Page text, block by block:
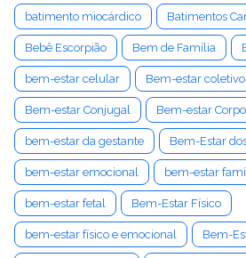
batimento miocárdico Batimentos
Bebê Escorpião Bem de Família
bem-estar celular Bem-estar coletivo
Bem-estar Conjugal Bem-estar
bem-estar da gestante Bem-Estar
bem-estar emocional bem-estar
bem-estar fetal Bem-Estar Físico
bem-estar físico e emocional Bem-